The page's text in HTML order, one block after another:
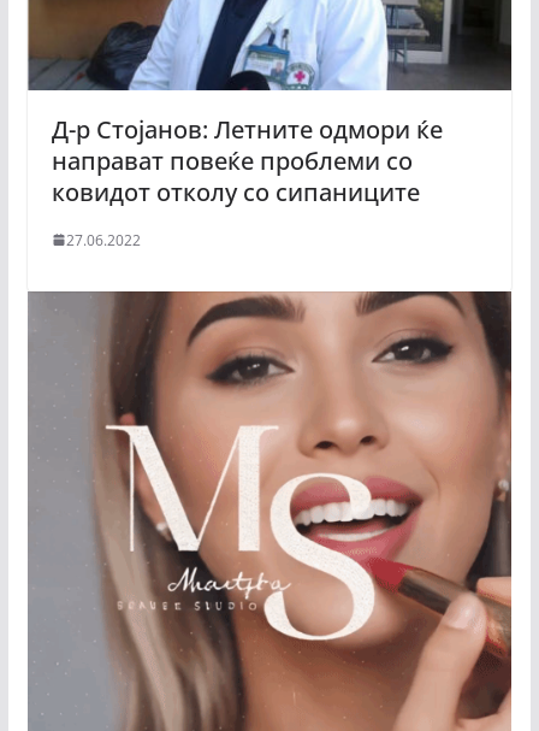
Д-р Стојанов: Летните одмори ќе
направат повеќе проблеми со
ковидот отколу со сипаниците
27.06.2022